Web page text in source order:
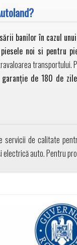
banilor în cazul
noi si pentru
transportului.
garanție de 180 de
servicii de calitate
electrică auto. Pentru